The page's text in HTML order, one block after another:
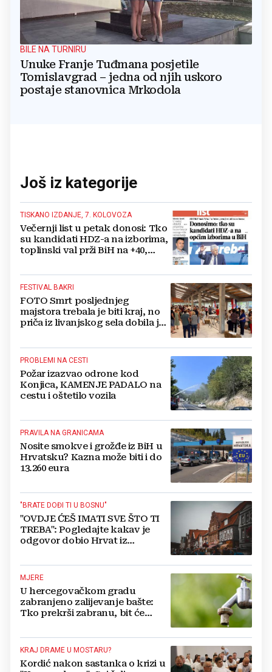
BILE NA TURNIRU
Unuke Franje Tuđmana posjetile
Tomislavgrad – jedna od njih uskoro
postaje stanovnica Mrkodola
Još iz kategorije
TISKANO IZDANJE, 7. KOLOVOZA
Večernji list u petak donosi: Tko
su kandidati HDZ-a na izborima,
toplinski val prži BiH na +40,
FESTIVAL BAKRI
FOTO Smrt posljednjeg
majstora trebala je biti kraj, no
priča iz livanjskog sela dobila je
PROBLEMI NA CESTI
Požar izazvao odrone kod
Konjica, KAMENJE PADALO na
cestu i oštetilo vozila
PRAVILA NA GRANICAMA
Nosite smokve i grožđe iz BiH u
Hrvatsku? Kazna može biti i do
13.260 eura
"BRATE DOĐI TI U BOSNU"
"OVDJE ĆEŠ IMATI SVE ŠTO TI
TREBA": Pogledajte kakav je
odgovor dobio Hrvat iz
se vratiti kući
MJERE
U hercegovačkom gradu
zabranjeno zalijevanje bašte:
Tko prekrši zabranu, bit će
kažnjen
KRAJ DRAME U MOSTARU?
Kordić nakon sastanka o krizi u